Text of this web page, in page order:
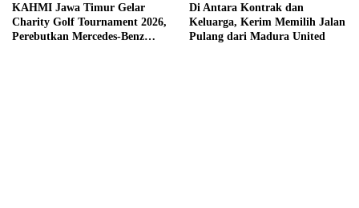
KAHMI Jawa Timur Gelar
Charity Golf Tournament 2026,
Perebutkan Mercedes-Benz
Di Antara Kontrak dan
Keluarga, Kerim Memilih Jalan
Pulang dari Madura United